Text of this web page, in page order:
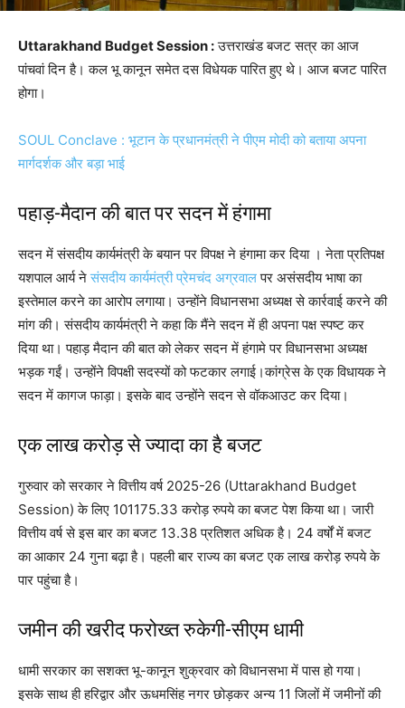
Uttarakhand Budget Session :उत्तराखंड बजट सत्र का आज
पांचवां दिन है। कल भू कानून समेत दस विधेयक पारित हुए थे। आज बजट पारित
होगा।
SOUL Conclave : भूटान के प्रधानमंत्री ने पीएम मोदी को बताया अपना
मार्गदर्शक और बड़ा भाई
पहाड़-मैदान की बात पर सदन में हंगामा
सदन में संसदीय कार्यमंत्री के बयान पर विपक्ष ने हंगामा कर दिया । नेता प्रतिपक्ष
यशपाल आर्य नेसंसदीय कार्यमंत्री प्रेमचंद अग्रवालपर असंसदीय भाषा का
इस्तेमाल करने का आरोप लगाया। उन्होंने विधानसभा अध्यक्ष से कार्रवाई करने की
मांग की। संसदीय कार्यमंत्री ने कहा कि मैंने सदन में ही अपना पक्ष स्पष्ट कर
दिया था। पहाड़ मैदान की बात को लेकर सदन में हंगामे पर विधानसभा अध्यक्ष
भड़क गईं। उन्होंने विपक्षी सदस्यों को फटकार लगाई।कांग्रेस के एक विधायक ने
सदन में कागज फाड़ा। इसके बाद उन्होंने सदन से वॉकआउट कर दिया।
एक लाख करोड़ से ज्यादा का है बजट
गुरुवार को सरकार ने वित्तीय वर्ष 2025-26 (Uttarakhand Budget
Session) के लिए 101175.33 करोड़ रुपये का बजट पेश किया था। जारी
वित्तीय वर्ष से इस बार का बजट 13.38 प्रतिशत अधिक है। 24 वर्षों में बजट
का आकार 24 गुना बढ़ा है। पहली बार राज्य का बजट एक लाख करोड़ रुपये के
पार पहुंचा है।
जमीन की खरीद फरोख्त रुकेगी-सीएम धामी
धामी सरकार का सशक्त भू-कानून शुक्रवार को विधानसभा में पास हो गया।
इसके साथ ही हरिद्वार और ऊधमसिंह नगर छोड़कर अन्य 11 जिलों में जमीनों की